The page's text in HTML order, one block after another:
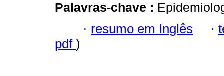
Palavras-chave :
· resumo em Inglês ·
pdf )